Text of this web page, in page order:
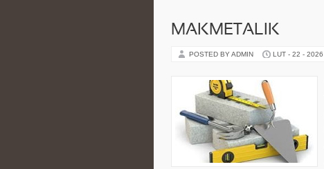
MAKMETALIK
POSTED BY ADMIN LUT - 22 - 2026